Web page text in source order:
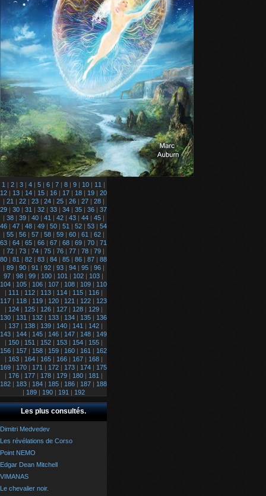
1 | 2 | 3 | 4 | 5 | 6 | 7 | 8 | 9 | 10 | 11 |
12 | 13 | 14 | 15 | 16 | 17 | 18 | 19 | 20
| 21 | 22| 23| 24| 25| 26| 27| 28|
29 | 30 | 31 | 32 | 33 | 34 | 35 | 36 | 37
| 38| 39| 40| 41 | 42| 43| 44| 45|
46 | 47 | 48 | 49 | 50 | 51 | 52 | 53 | 54
| 55| 56| 57| 58| 59| 60| 61 | 62|
63 | 64 | 65 | 66 | 67 | 68 | 69 | 70 | 71
| 72| 73| 74| 75| 76| 77| 78| 79|
80 | 81 | 82 | 83 | 84 | 85 | 86 | 87 | 88
| 89| 90| 91 | 92| 93| 94| 95| 96|
97 | 98 | 99 | 100 | 101 | 102 | 103 |
104 | 105 | 106 | 107 | 108 | 109 | 110
| 111 | 112| 113| 114| 115| 116|
117 | 118 | 119 | 120 | 121 | 122 | 123
| 124| 125| 126| 127| 128| 129|
130 | 131 | 132 | 133 | 134 | 135 | 136
| 137| 138| 139| 140| 141 | 142|
143 | 144 | 145 | 146 | 147 | 148 | 149
| 150| 151 | 152| 153| 154| 155|
156 | 157 | 158 | 159 | 160 | 161 | 162
| 163| 164| 165| 166| 167| 168|
169 | 170 | 171 | 172 | 173 | 174 | 175
| 176| 177| 178| 179| 180| 181 |
182 | 183 | 184 | 185 | 186 | 187 | 188
| 189| 190| 191 | 192
Les plus consultés.
Dimitri Medvedev
Les révélations de Corso
Point NEMO
Edgar Dean Mitchell
VIMANAS
Le chevalier noir.